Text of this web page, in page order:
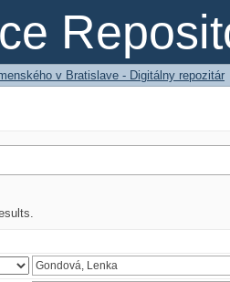
v Bratislave - Digitálny repozitár